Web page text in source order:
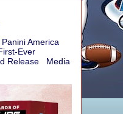
America
Ever
Release Media